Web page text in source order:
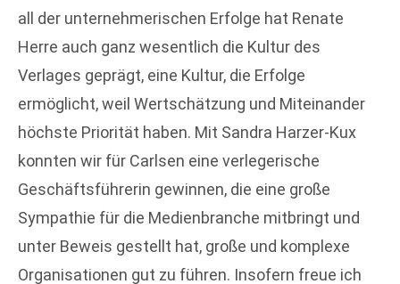
all der unternehmerischen Erfolge hat Renate
Herre auch ganz wesentlich die Kultur des
Verlages geprägt, eine Kultur, die Erfolge
ermöglicht, weil Wertschätzung und Miteinander
höchste Priorität haben. Mit Sandra Harzer-Kux
konnten wir für Carlsen eine verlegerische
Geschäftsführerin gewinnen, die eine große
Sympathie für die Medienbranche mitbringt und
unter Beweis gestellt hat, große und komplexe
Organisationen gut zu führen. Insofern freue ich